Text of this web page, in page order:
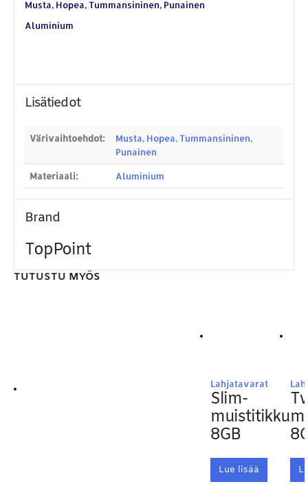
Musta, Hopea, Tummansininen, Punainen
Aluminium
Lisätiedot
Värivaihtoehdot:
Musta, Hopea, Tummansininen,
Punainen
Materiaali: Aluminium
Brand
TopPoint
TUTUSTU MYÖS
Lahjatavarat
Slim-
muistitikku
8GB
Lue lisää
YHTEYSTIEDOT
Osoite: Hikivuorenkatu 14 C 20, 33710 Tampere
royal.yrityslahjat@gmail.com
ETSI TUOTTEITA
search